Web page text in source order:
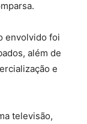
envolvido foi
além de
e
televisão,